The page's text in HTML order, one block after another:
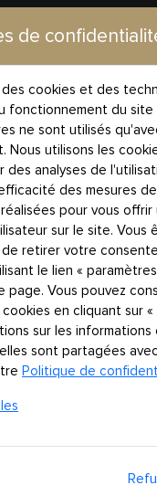
Chauffer sa piscine
sa piscine ?
une piscine?
-- July 03, 2023
de
des cookies et des
fonctionnement du site
ne sont utilisés
Nous utilisons les
des analyses de
des mesures
pour vous offrir
sur le site. Vous
retirer votre
le lien «
page. Vous pouvez
en cliquant sur
sur les
sont partagées
Politique de